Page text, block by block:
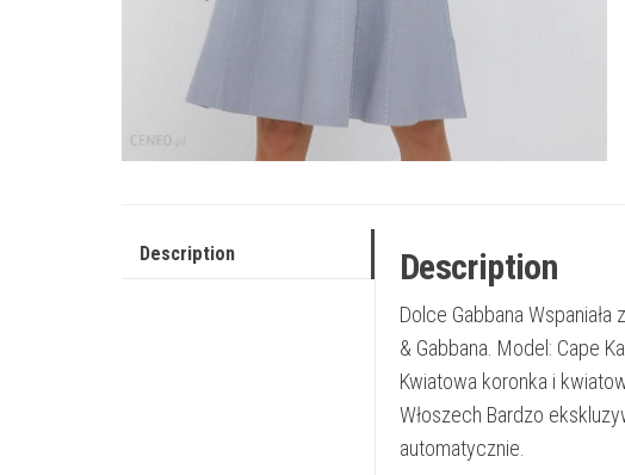
Description Description
Dolce Gabbana
& Gabbana. Model: Cape
Kwiatowa koronka i
Włoszech Bardzo
automatycznie.